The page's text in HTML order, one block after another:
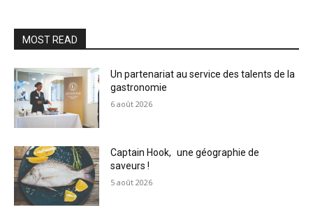
MOST READ
Un partenariat au service des talents de la
gastronomie
6 août 2026
Captain Hook, une géographie de
saveurs !
5 août 2026